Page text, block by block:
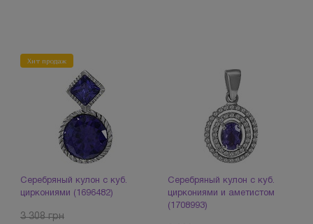
Хит продаж
Серебряный кулон с куб.
циркониями (1696482)
3 308 грн
Серебряный кулон с куб.
циркониями и аметистом
(1708993)